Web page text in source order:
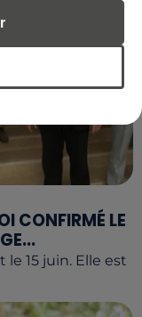
CONFIRMÉ LE
15 juin. Elle est